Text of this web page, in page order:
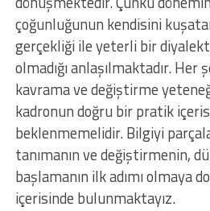
çoğunluğunun kendisini
gerçekliği ile yeterli bir
olmadığı anlaşılmaktadır. Her
kavrama ve değiştirme
kadronun doğru bir pratik
beklenmemelidir. Bilgiyi
tanımanın ve değiştirmenin,
başlamanın ilk adımı olmaya
içerisinde bulunmaktayız.